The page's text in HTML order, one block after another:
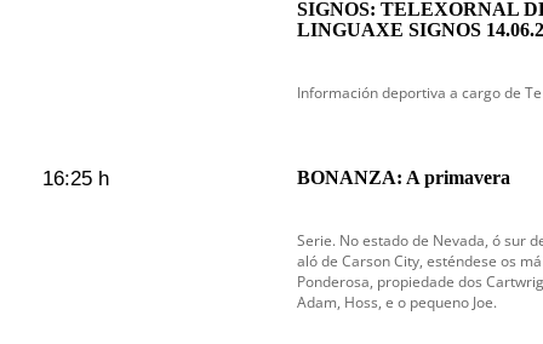
SIGNOS: TELEXORNAL
LINGUAXE SIGNOS
Información deportiva a cargo de
16:25 h BONANZA: A primavera
Serie. No estado de Nevada, ó sur
aló de Carson City, esténdese os
Ponderosa, propiedade dos
Adam, Hoss, e o pequeno Joe.